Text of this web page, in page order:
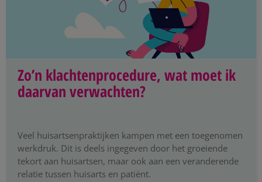
Zo’n klachtenprocedure, wat moet ik
daarvan verwachten?
Veel huisartsenpraktijken kampen met een toegenomen
werkdruk. Dit is deels ingegeven door het groeiende
tekort aan huisartsen, maar ook aan een veranderende
relatie tussen huisarts en patiënt.